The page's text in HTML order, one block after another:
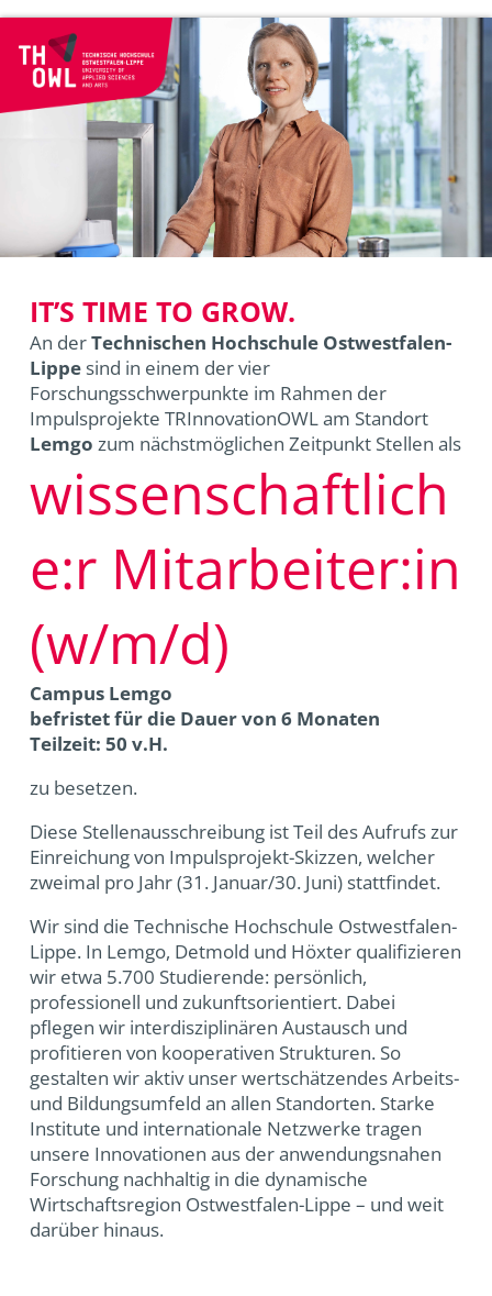
IT’S TIME TO GROW.
An derTechnischen Hochschule Ostwestfalen-
Lippesind in einem der vier
Forschungsschwerpunkte im Rahmen der
Impulsprojekte TRInnovationOWL am Standort
Lemgo zum nächstmöglichen Zeitpunkt Stellen als
wissenschaftlich
e:r Mitarbeiter:in
(w/m/d)
Campus Lemgo
befristet für die Dauer von 6 Monaten
Teilzeit: 50 v.H.
zu besetzen.
Diese Stellenausschreibung ist Teil des Aufrufs zur
Einreichung von Impulsprojekt-Skizzen, welcher
zweimal pro Jahr (31. Januar/30. Juni) stattfindet.
Wir sind die Technische Hochschule Ostwestfalen-
Lippe. In Lemgo, Detmold und Höxter qualifizieren
wir etwa 5.700 Studierende: persönlich,
professionell und zukunftsorientiert. Dabei
pflegen wir interdisziplinären Austausch und
profitieren von kooperativen Strukturen. So
gestalten wir aktiv unser wertschätzendes Arbeits-
und Bildungsumfeld an allen Standorten. Starke
Institute und internationale Netzwerke tragen
unsere Innovationen aus der anwendungsnahen
Forschung nachhaltig in die dynamische
Wirtschaftsregion Ostwestfalen-Lippe – und weit
darüber hinaus.